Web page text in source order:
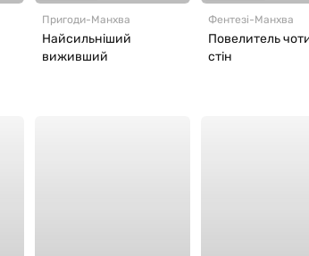
Пригоди-Манхва
Найсильніший
виживший
Фентезі-Манхва
Повелитель
стін